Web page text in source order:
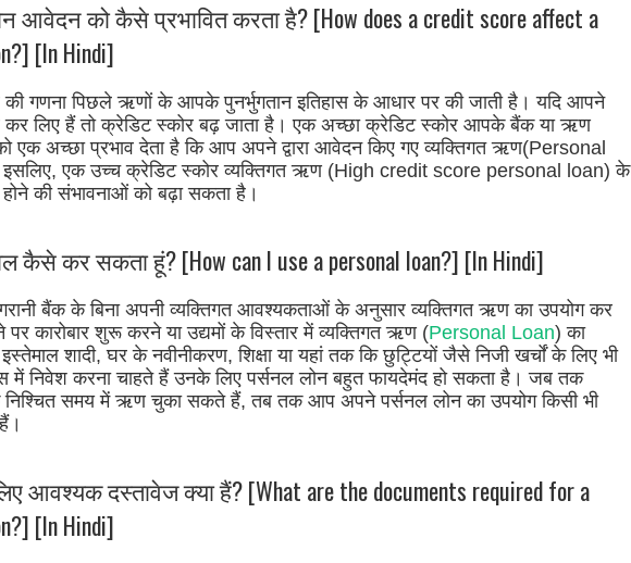
आवेदन को कैसे प्रभावित करता है? [How does a credit score affect a
[In Hindi]
की गणना पिछले ऋणों के आपके पुनर्भुगतान इतिहास के आधार पर की जाती है। यदि आपने
लिए हैं तो क्रेडिट स्कोर बढ़ जाता है। एक अच्छा क्रेडिट स्कोर आपके बैंक या ऋण
एक अच्छा प्रभाव देता है कि आप अपने द्वारा आवेदन किए गए व्यक्तिगत ऋण(Personal
इसलिए, एक उच्च क्रेडिट स्कोर व्यक्तिगत ऋण (High credit score personal loan) के
की संभावनाओं को बढ़ा सकता है।
कैसे कर सकता हूं? [How can I use a personal loan?] [In Hindi]
बैंक के बिना अपनी व्यक्तिगत आवश्यकताओं के अनुसार व्यक्तिगत ऋण का उपयोग कर
कारोबार शुरू करने या उद्यमों के विस्तार में व्यक्तिगत ऋण (Personal Loan) का
शादी, घर के नवीनीकरण, शिक्षा या यहां तक कि छुट्टियों जैसे निजी खर्चों के लिए भी
निवेश करना चाहते हैं उनके लिए पर्सनल लोन बहुत फायदेमंद हो सकता है। जब तक
समय में ऋण चुका सकते हैं, तब तक आप अपने पर्सनल लोन का उपयोग किसी भी
आवश्यक दस्तावेज क्या हैं? [What are the documents required for a
[In Hindi]